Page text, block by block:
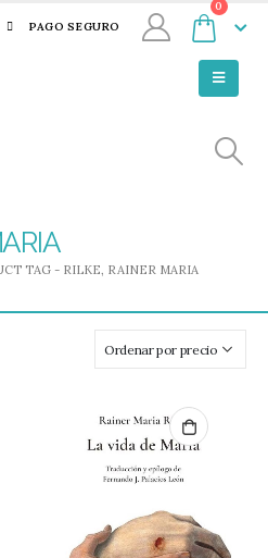
PAGO SEGURO
0
TAG - RILKE, RAINER MARIA